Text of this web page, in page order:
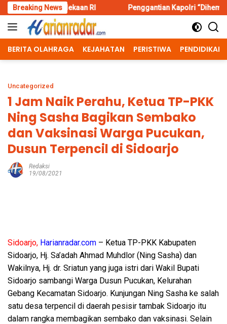
Skip
to
content
Breaking News
RI Penggantian Kapolri “Dihembus Oleh Pihak Pihak
BERITA OLAHRAGA KEJAHATAN PERISTIWA PENDIDIKAN
Uncategorized
1 Jam Naik Perahu, Ketua TP-PKK
Ning Sasha Bagikan Sembako
dan Vaksinasi Warga Pucukan,
Dusun Terpencil di Sidoarjo
Redaksi
19/08/2021
Sidoarjo, Harianradar.com – Ketua TP-PKK Kabupaten
Sidoarjo, Hj. Sa’adah Ahmad Muhdlor (Ning Sasha) dan
Wakilnya, Hj. dr. Sriatun yang juga istri dari Wakil Bupati
Sidoarjo sambangi Warga Dusun Pucukan, Kelurahan
Gebang Kecamatan Sidoarjo. Kunjungan Ning Sasha ke salah
satu desa terpencil di daerah pesisir tambak Sidoarjo itu
dalam rangka membagikan sembako dan vaksinasi. Selain